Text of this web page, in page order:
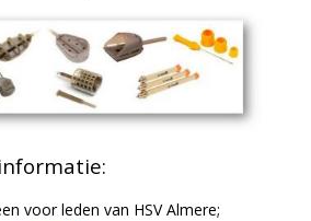
voor leden van HSV Almere;